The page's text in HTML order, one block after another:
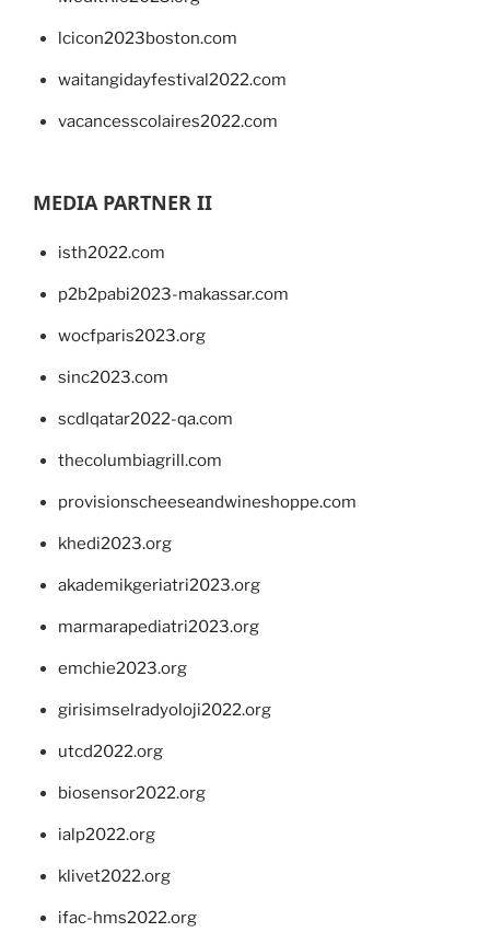
lcicon2023boston.com
waitangidayfestival2022.com
vacancesscolaires2022.com
MEDIA PARTNER II
isth2022.com
p2b2pabi2023-makassar.com
wocfparis2023.org
sinc2023.com
scdlqatar2022-qa.com
thecolumbiagrill.com
provisionscheeseandwineshoppe.com
khedi2023.org
akademikgeriatri2023.org
marmarapediatri2023.org
emchie2023.org
girisimselradyoloji2022.org
utcd2022.org
biosensor2022.org
ialp2022.org
klivet2022.org
ifac-hms2022.org